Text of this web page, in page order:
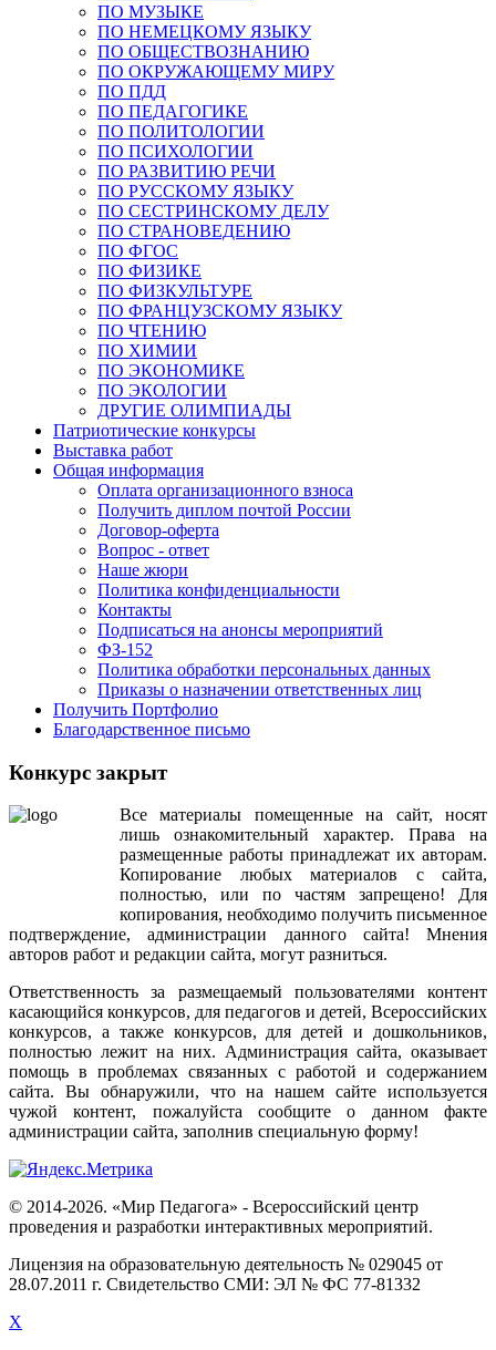
ПО МУЗЫКЕ
ПО НЕМЕЦКОМУ ЯЗЫКУ
ПО ОБЩЕСТВОЗНАНИЮ
ПО ОКРУЖАЮЩЕМУ МИРУ
ПО ПДД
ПО ПЕДАГОГИКЕ
ПО ПОЛИТОЛОГИИ
ПО ПСИХОЛОГИИ
ПО РАЗВИТИЮ РЕЧИ
ПО РУССКОМУ ЯЗЫКУ
ПО СЕСТРИНСКОМУ ДЕЛУ
ПО СТРАНОВЕДЕНИЮ
ПО ФГОС
ПО ФИЗИКЕ
ПО ФИЗКУЛЬТУРЕ
ПО ФРАНЦУЗСКОМУ ЯЗЫКУ
ПО ЧТЕНИЮ
ПО ХИМИИ
ПО ЭКОНОМИКЕ
ПО ЭКОЛОГИИ
ДРУГИЕ ОЛИМПИАДЫ
Патриотические конкурсы
Выставка работ
Общая информация
Оплата организационного взноса
Получить диплом почтой России
Договор-оферта
Вопрос - ответ
Наше жюри
Политика конфиденциальности
Контакты
Подписаться на анонсы мероприятий
ФЗ-152
Политика обработки персональных данных
Приказы о назначении ответственных лиц
Получить Портфолио
Благодарственное письмо
Конкурс закрыт
Все материалы помещенные на сайт,носят
лишь
ознакомительный характер. Права
на
размещенные работы принадлежат их авторам.
Копирование
любых материалов с сайта,
полностью, или по частям запрещено! Для
копирования, необходимо получить письменное
подтверждение,администрации данного сайта! Мнения
авторов работ и редакции сайта, могут разниться.
Ответственность
за размещаемый пользователями
контент
касающийся конкурсов, для педагогов и детей, Всероссийских
конкурсов, а также конкурсов,для детей и дошкольников,
полностью лежит на них. Администрация сайта, оказывает
помощь в проблемах связанных с работой и содержанием
сайта. Вы обнаружили, что на нашем сайте используется
чужой
контент, пожалуйста сообщите о данном
факте
администрации сайта, заполнив специальную форму!
© 2014-2026. «Мир Педагога» - Всероссийский центр
проведения и разработки интерактивных мероприятий.
Лицензия на образовательную деятельность № 029045 от
28.07.2011 г. Свидетельство СМИ: ЭЛ № ФС 77-81332
X